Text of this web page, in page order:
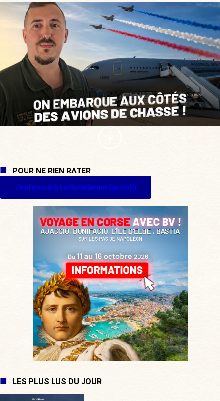
POUR NE RIEN RATER
Je m'inscris à La Quotidienne (gratuit)
LES PLUS LUS DU JOUR